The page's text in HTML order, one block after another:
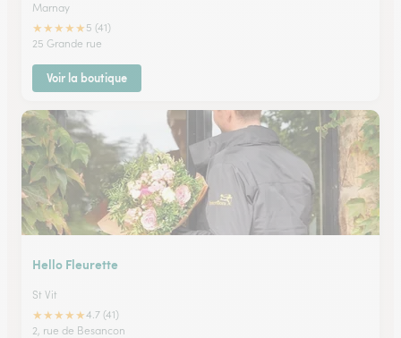
Marnay
★★★★★ 5 (41)
25 Grande rue
Voir la boutique
Hello Fleurette
St Vit
★★★★★4.7 (41)
2, rue de Besancon